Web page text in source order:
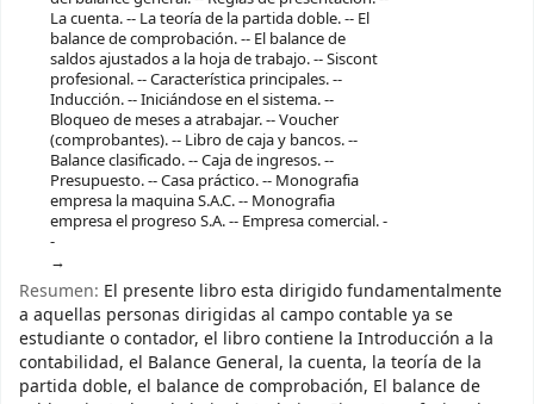
La cuenta. -- La teoría de la partida doble. -- El
balance de comprobación. -- El balance de
saldos ajustados a la hoja de trabajo. -- Siscont
profesional. -- Característica principales. --
Inducción. -- Iniciándose en el sistema. --
Bloqueo de meses a atrabajar. -- Voucher
(comprobantes). -- Libro de caja y bancos. --
Balance clasificado. -- Caja de ingresos. --
Presupuesto. -- Casa práctico. -- Monografia
empresa la maquina S.A.C. -- Monografia
empresa el progreso S.A. -- Empresa comercial. -
-
Resumen: El presente libro esta dirigido fundamentalmente
a aquellas personas dirigidas al campo contable ya se
estudiante o contador, el libro contiene la Introducción a la
contabilidad, el Balance General, la cuenta, la teoría de la
partida doble, el balance de comprobación, El balance de